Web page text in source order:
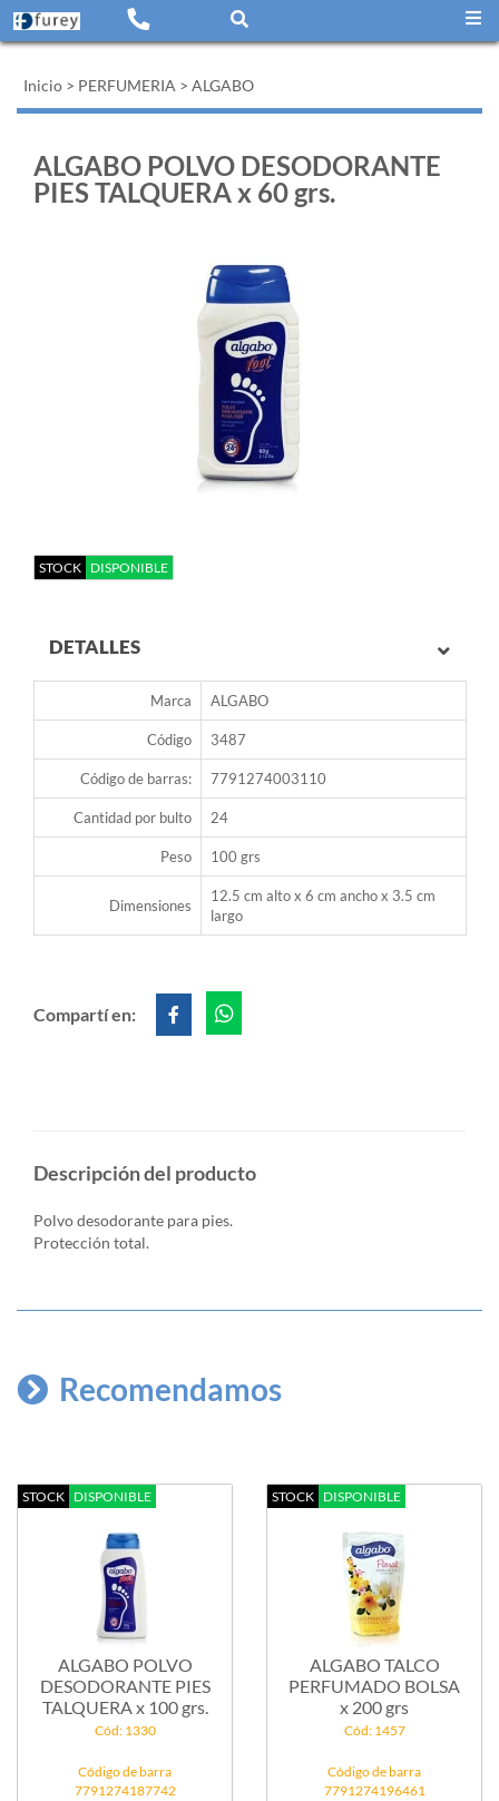
Inicio > PERFUMERIA > ALGABO
ALGABO POLVO DESODORANTE
PIES TALQUERA x 60 grs.
STOCK DISPONIBLE
DETALLES
Marca ALGABO
Código 3487
Código de barras: 7791274003110
Cantidad por bulto 24
Peso 100 grs
Dimensiones
12.5 cm alto x 6 cm ancho x 3.5 cm
largo
Compartí en:
Descripción del producto
Polvo desodorante para pies.
Protección total.
Recomendamos
STOCK DISPONIBLE
ALGABO POLVO
DESODORANTE PIES
TALQUERA x 100 grs.
Cód: 1330
Código de barra
7791274187742
STOCK DISPONIBLE
ALGABO TALCO
PERFUMADO BOLSA
x 200 grs
Cód: 1457
Código de barra
7791274196461